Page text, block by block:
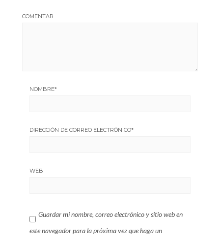
COMENTAR
NOMBRE*
DIRECCIÓN DE CORREO ELECTRÓNICO*
WEB
Guardar mi nombre, correo electrónico y sitio web en
este navegador para la próxima vez que haga un